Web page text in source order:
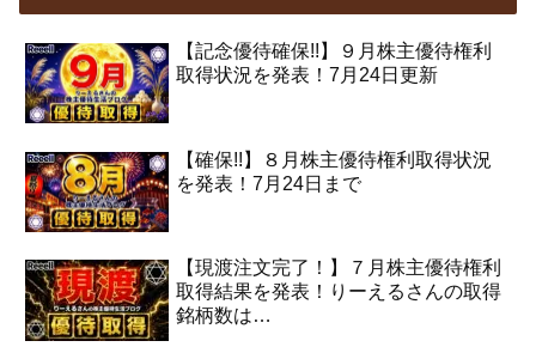
【記念優待確保!!】９月株主優待権利
取得状況を発表！7月24日更新
【確保!!】８月株主優待権利取得状況
を発表！7月24日まで
【現渡注文完了！】７月株主優待権利
取得結果を発表！りーえるさんの取得
銘柄数は…